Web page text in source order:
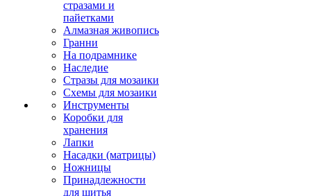
стразами и
пайетками
Алмазная живопись
Гранни
На подрамнике
Наследие
Стразы для мозаики
Схемы для мозаики
Инструменты
Коробки для
хранения
Лапки
Насадки (матрицы)
Ножницы
Принадлежности
для шитья